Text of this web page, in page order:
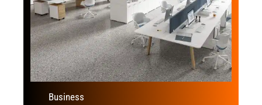
Business